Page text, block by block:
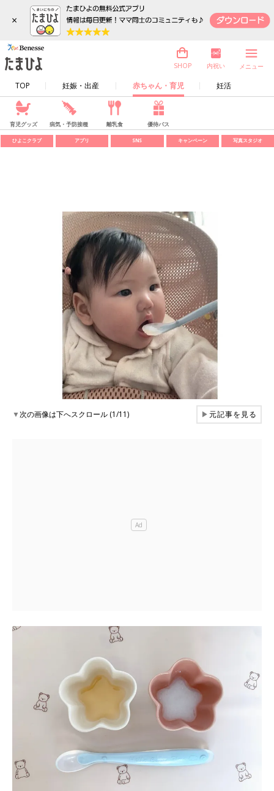
×
TOP 妊娠・出産 赤ちゃん・育児 妊活
SHOP 内祝い メニュー
育児グッズ 病気・予防接種 離乳食 優待パス
ひよこクラブ アプリ SNS キャンペーン 写真スタジオ
▼次の画像は下へスクロール (1/11) ▶元記事を見る